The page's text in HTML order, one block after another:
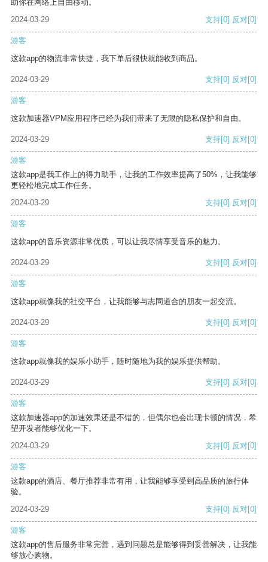
助你在网络上自由移动。
2024-03-29
支持[0] 反对[0]
游客
这款app的物流非常快捷，我下单后很快就能收到商品。
2024-03-29 支持[0] 反对[0]
游客
这款加速器VPM应用程序已经为我们带来了无限的隐私保护和自由。
2024-03-29 支持[0] 反对[0]
游客
这款app是我工作上的得力助手，让我的工作效率提高了50%，让我能够
更轻松地完成工作任务。
2024-03-29
支持[0] 反对[0]
游客
这款app的音乐资源非常优质，可以让我尽情享受音乐的魅力。
2024-03-29 支持[0] 反对[0]
游客
这款app就像我的社交平台，让我能够与志同道合的朋友一起交流。
2024-03-29 支持[0] 反对[0]
游客
这款app就像我的娱乐小助手，随时随地为我的娱乐提供帮助。
2024-03-29 支持[0] 反对[0]
游客
这款加速器app的加速效果还是不错的，但偶尔也会出现卡顿的情况，希
望开发者能够优化一下。
2024-03-29
支持[0] 反对[0]
游客
这款app的酒店、餐厅推荐非常有用，让我能够享受到高品质的旅行体
验。
2024-03-29
支持[0] 反对[0]
游客
这款app的售后服务非常完善，遇到问题总是能够得到妥善解决，让我能
够放心购物。